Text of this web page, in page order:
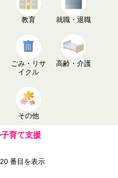
教育 就職・退職
ごみ・リサ
イクル
高齢・介護
その他
子育て支援
番目を表示